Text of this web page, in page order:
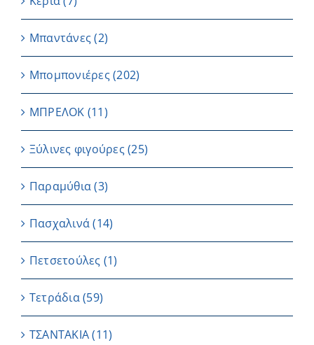
Μπαντάνες (2)
Μπομπονιέρες(202)
ΜΠΡΕΛΟΚ (11)
Ξύλινες φιγούρες(25)
Παραμύθια (3)
Πασχαλινά (14)
Πετσετούλες (1)
Τετράδια(59)
ΤΣΑΝΤΑΚΙΑ (11)